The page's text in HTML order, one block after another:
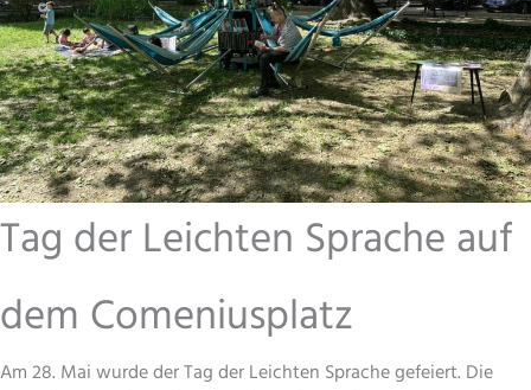
Tag der Leichten Sprache auf
dem Comeniusplatz
Am 28. Mai wurde der Tag der Leichten Sprache gefeiert. Die